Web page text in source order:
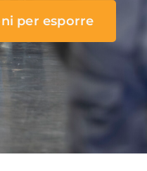
per esporre